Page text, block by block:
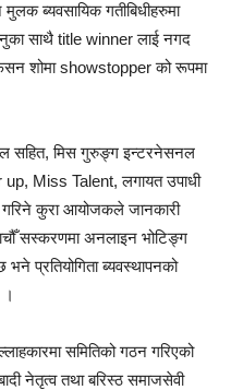
ब्यवसायिक गतीबिधीहरुमा
साथै title winner लाई नगद
शोमा showstopper को रूपमा
सहित, मिस गुरुङ्ग इन्टरनेसनल
Miss Talent, लगायत उपाधी
गरिने कुरा आयोजकले जानकारी
सस्करणमा अनलाइन भोटिङ्ग
प्रतियोगिता ब्यवस्थापनको
समितिको गठन गरिएको
नेतृत्व तथा बरिस्ठ समाजसेवी